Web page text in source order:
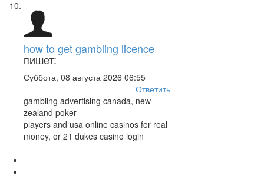
how to get gambling licence
пишет:
Суббота, 08 августа 2026 06:55
Ответить
gambling advertising canada, new
zealand poker
players and usa online casinos for real
money, or 21 dukes casino login